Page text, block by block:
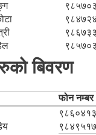
बिवरण
फोन नम्बर